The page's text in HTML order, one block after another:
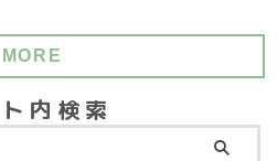
MORE
内検索